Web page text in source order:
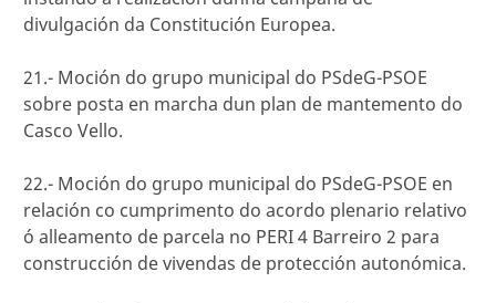
divulgación da Constitución Europea.
21.- Moción do grupo municipal do PSdeG-PSOE
sobre posta en marcha dun plan de mantemento do
Casco Vello.
22.- Moción do grupo municipal do PSdeG-PSOE en
relación co cumprimento do acordo plenario relativo
ó alleamento de parcela no PERI 4 Barreiro 2 para
construcción de vivendas de protección autonómica.